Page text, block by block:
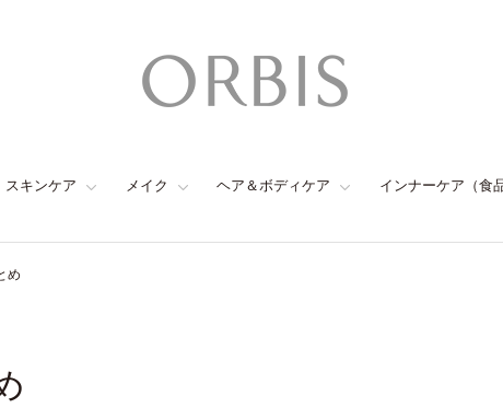
スキンケア メイク ヘア＆ボディケア インナーケア（食品
め